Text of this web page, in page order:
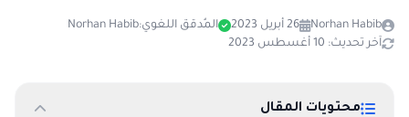
Norhan Habib 26 أبريل 2023 المُدقق اللغوي:Norhan Habib
آخر تحديث: 10 أغسطس 2023
محتويات المقال